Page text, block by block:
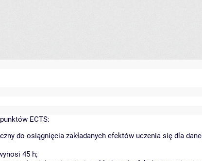
ECTS:
do osiągnięcia zakładanych efektów uczenia się dla
45 h;